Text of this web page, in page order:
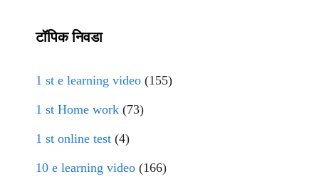
टॉपिक निवडा
1 st e learning video (155)
1 st Home work (73)
1 st online test (4)
10 e learning video (166)